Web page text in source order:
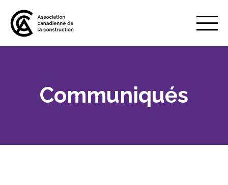
Mobile
Menu
À propos de nous
sub
Communiqués